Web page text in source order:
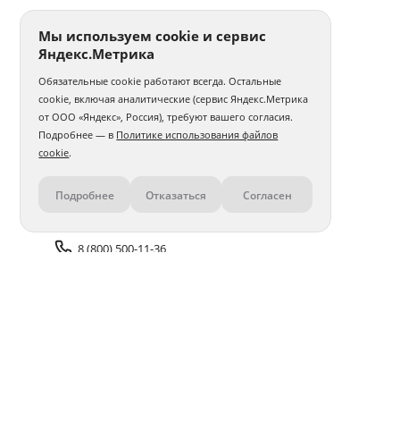
Контакты
8 (800) 500-11-36
Мы используем cookie и сервис
Яндекс.Метрика
Обязательные cookie работают всегда. Остальные
cookie, включая аналитические (сервис Яндекс.Метрика
от ООО «Яндекс», Россия), требуют вашего согласия.
Подробнее — в Политике использования файлов
cookie.
Подробнее Отказаться Согласен